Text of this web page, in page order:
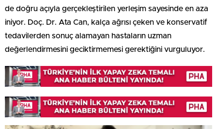
de doğru açıyla gerçekleştirilen yerleşim sayesinde en aza
iniyor. Doç. Dr. Ata Can, kalça ağrısı çeken ve konservatif
tedavilerden sonuç alamayan hastaların uzman
değerlendirmesini geciktirmemesi gerektiğini vurguluyor.